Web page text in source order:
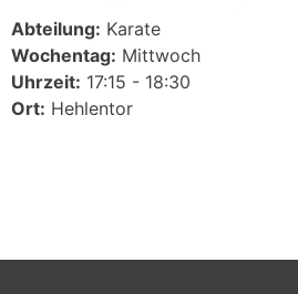
Abteilung: Karate
Wochentag: Mittwoch
Uhrzeit: 17:15 - 18:30
Ort: Hehlentor